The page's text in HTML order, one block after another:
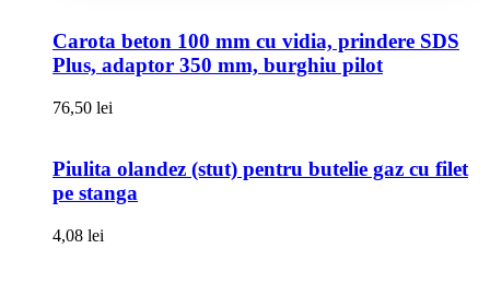
Carota beton 100 mm cu vidia, prindere SDS
Plus, adaptor 350 mm, burghiu pilot
76,50 lei
Piulita olandez (stut) pentru butelie gaz cu filet
pe stanga
4,08 lei